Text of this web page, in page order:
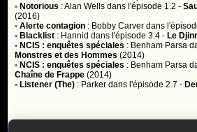
• Notorious :Alan Wells dans l'épisode 1.2 -
(2016)
• Alerte contagion : Bobby Carver dans
• Blacklist : Hannid dans l'épisode 3.4 - Le
• NCIS : enquêtes spéciales : Benham Parsa
Monstres et des Hommes (2014)
• NCIS : enquêtes spéciales : Benham Parsa
Chaîne de Frappe (2014)
• Listener (The) : Parker dans l'épisode 2.7 -